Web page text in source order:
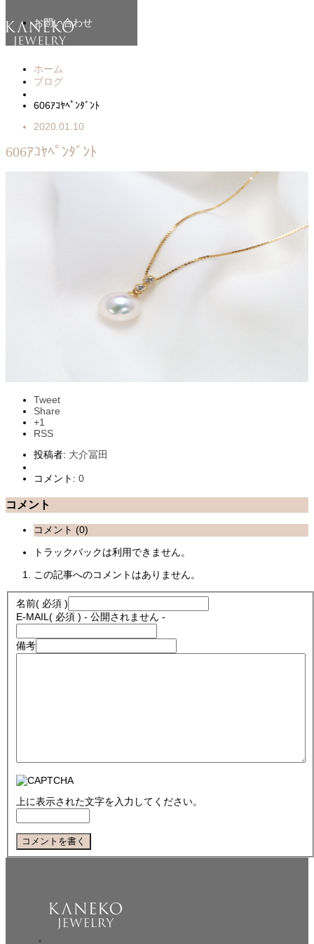
お問い合わせ
ホーム
ブログ
606ｱｺﾔﾍﾟﾝﾀﾞﾝﾄ
2020.01.10
606ｱｺﾔﾍﾟﾝﾀﾞﾝﾄ
Tweet
Share
+1
RSS
投稿者: 大介冨田
コメント: 0
コメント
コメント (0)
トラックバックは利用できません。
この記事へのコメントはありません。
名前( 必須 )
E-MAIL ( 必須 ) - 公開されません -
備考
上に表示された文字を入力してください。